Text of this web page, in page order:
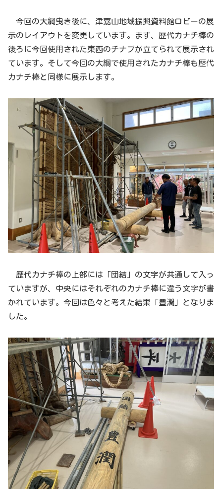
今回の大綱曳き後に、津嘉山地域振興資料館ロビーの展
示のレイアウトを変更しています。まず、歴代カナチ棒の
後ろに今回使用された東西のチナブが立てられて展示され
ています。そして今回の大綱で使用されたカナチ棒も歴代
カナチ棒と同様に展示します。
歴代カナチ棒の上部には「団結」の文字が共通して入っ
ていますが、中央にはそれぞれのカナチ棒に違う文字が書
かれています。今回は色々と考えた結果「豊潤」となりま
した。